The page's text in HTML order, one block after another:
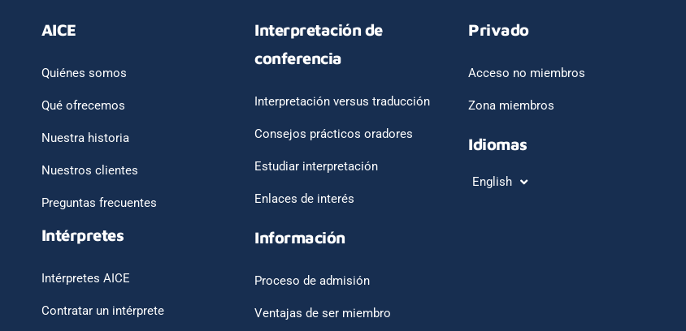
AICE
Quiénes somos
Qué ofrecemos
Nuestra historia
Nuestros clientes
Preguntas frecuentes
Intérpretes
Intérpretes AICE
Contratar un intérprete
Interpretación de
conferencia
Interpretación versus traducción
Consejos prácticos oradores
Estudiar interpretación
Enlaces de interés
Información
Proceso de admisión
Ventajas de ser miembro
Privado
Acceso no miembros
Zona miembros
Idiomas
English
Français